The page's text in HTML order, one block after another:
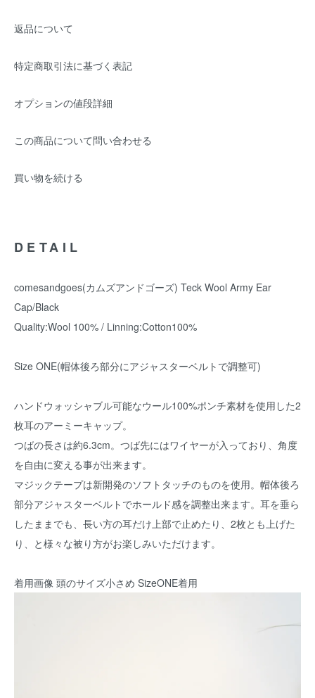
返品について
特定商取引法に基づく表記
オプションの値段詳細
この商品について問い合わせる
買い物を続ける
DETAIL
comesandgoes(カムズアンドゴーズ) Teck Wool Army Ear
Cap/Black
Quality:Wool 100% / Linning:Cotton100%
Size ONE(帽体後ろ部分にアジャスターベルトで調整可)
ハンドウォッシャブル可能なウール100%ポンチ素材を使用した2
枚耳のアーミーキャップ。
つばの長さは約6.3cm。つば先にはワイヤーが入っており、角度
を自由に変える事が出来ます。
マジックテープは新開発のソフトタッチのものを使用。帽体後ろ
部分アジャスターベルトでホールド感を調整出来ます。耳を垂ら
したままでも、長い方の耳だけ上部で止めたり、2枚とも上げた
り、と様々な被り方がお楽しみいただけます。
着用画像 頭のサイズ小さめ SizeONE着用